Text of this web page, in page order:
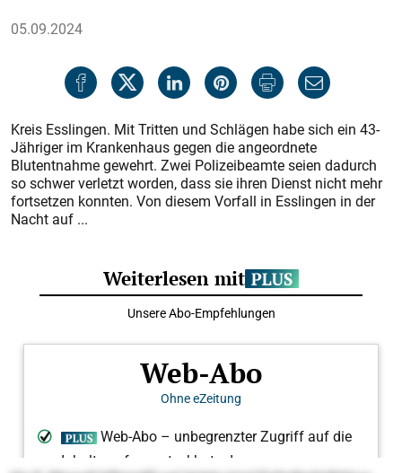
05.09.2024
Kreis Esslingen. Mit Tritten und Schlägen habe sich ein 43-
Jähriger im Krankenhaus gegen die angeordnete
Blutentnahme gewehrt. Zwei Polizeibeamte seien dadurch
so schwer verletzt worden, dass sie ihren Dienst nicht mehr
fortsetzen konnten. Von diesem Vorfall in Esslingen in der
Nacht auf ...